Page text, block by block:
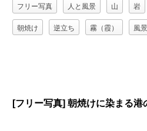
フリー写真 人と風景 山 岩
朝焼け 逆立ち 霧（霞） 風景
[フリー写真] 朝焼けに染まる港